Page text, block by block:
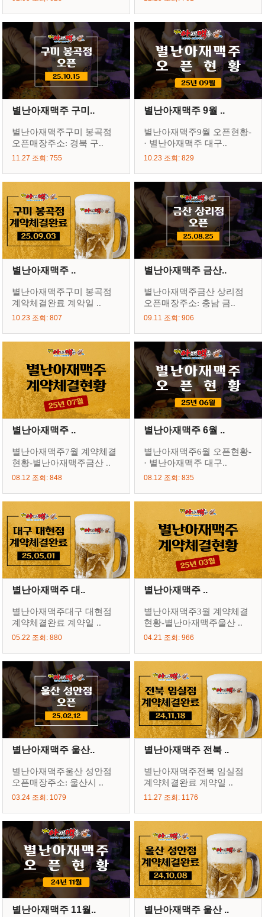
별난아재맥주 구미..
별난아재맥주구미 봉곡점
오픈매장주소: 경북 구..
11.27 조회: 755
별난아재맥주 9월 ..
별난아재맥주9월 오픈현황-
· 별난아재맥주 대구..
10.23 조회: 829
별난아재맥주 ..
별난아재맥주구미 봉곡점
계약체결완료 계약일 ..
10.23 조회: 807
별난아재맥주 금산..
별난아재맥주금산 상리점
오픈매장주소: 충남 금..
09.11 조회: 906
별난아재맥주 ..
별난아재맥주7월 계약체결
현황-별난아재맥주금산 ..
08.12 조회: 848
별난아재맥주 6월 ..
별난아재맥주6월 오픈현황-
· 별난아재맥주 대구..
08.12 조회: 835
별난아재맥주 대..
별난아재맥주대구 대현점
계약체결완료 계약일 ..
05.22 조회: 880
별난아재맥주 ..
별난아재맥주3월 계약체결
현황-별난아재맥주울산 ..
04.21 조회: 966
별난아재맥주 울산..
별난아재맥주울산 성안점
오픈매장주소: 울산시 ..
03.24 조회: 1079
별난아재맥주 전북 ..
별난아재맥주전북 임실점
계약체결완료 계약일 ..
11.27 조회: 1176
별난아재맥주 11월.. 별난아재맥주 울산 ..